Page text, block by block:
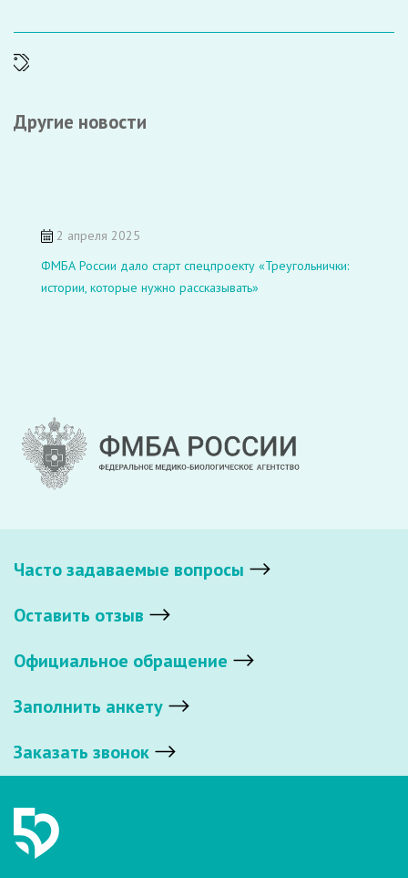
Другие новости
2 апреля 2025
ФМБА России дало старт спецпроекту «Треугольнички:
истории, которые нужно рассказывать»
Часто задаваемые вопросы
Оставить отзыв
Официальное обращение
Заполнить анкету
Заказать звонок